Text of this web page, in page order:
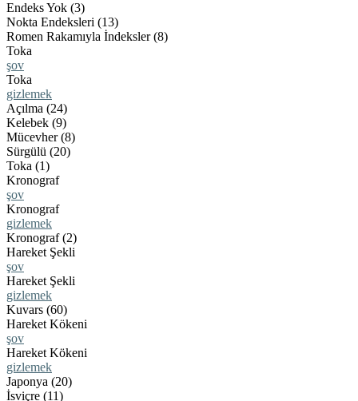
Endeks Yok (3)
Nokta Endeksleri (13)
Romen Rakamıyla İndeksler (8)
Toka
şov
Toka
gizlemek
Açılma (24)
Kelebek (9)
Mücevher (8)
Sürgülü (20)
Toka (1)
Kronograf
şov
Kronograf
gizlemek
Kronograf (2)
Hareket Şekli
şov
Hareket Şekli
gizlemek
Kuvars (60)
Hareket Kökeni
şov
Hareket Kökeni
gizlemek
Japonya (20)
İsviçre (11)